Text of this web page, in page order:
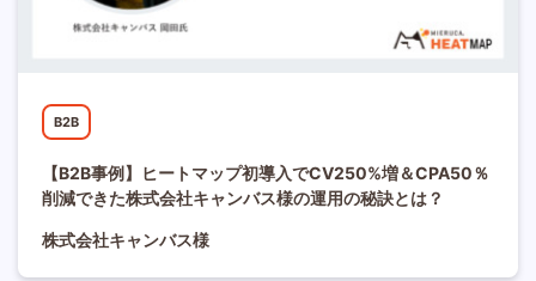
B2B
【B2B事例】ヒートマップ初導入でCV250%増＆CPA50％
削減できた株式会社キャンバス様の運用の秘訣とは？
株式会社キャンバス様